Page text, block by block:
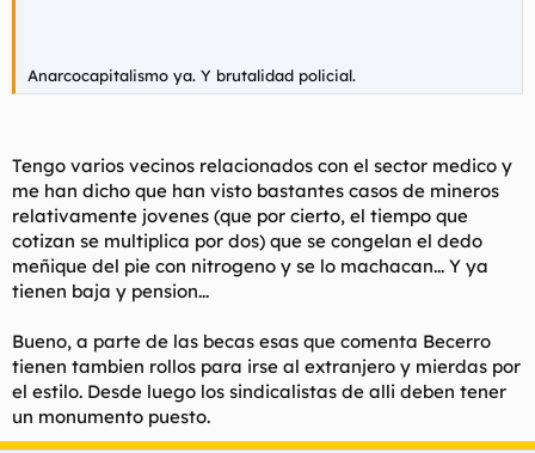
Anarcocapitalismo ya. Y brutalidad policial.
Tengo varios vecinos relacionados con el sector medico y
me han dicho que han visto bastantes casos de mineros
relativamente jovenes (que por cierto, el tiempo que
cotizan se multiplica por dos) que se congelan el dedo
meñique del pie con nitrogeno y se lo machacan... Y ya
tienen baja y pension...
Bueno, a parte de las becas esas que comenta Becerro
tienen tambien rollos para irse al extranjero y mierdas por
el estilo. Desde luego los sindicalistas de alli deben tener
un monumento puesto.